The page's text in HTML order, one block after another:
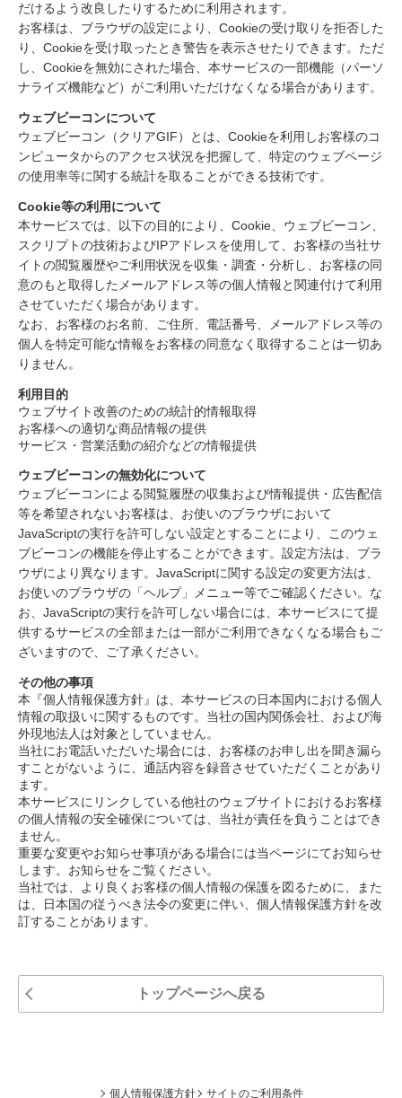
だけるよう改良したりするために利用されます。
お客様は、ブラウザの設定により、Cookieの受け取りを拒否した
り、Cookieを受け取ったとき警告を表示させたりできます。ただ
し、Cookieを無効にされた場合、本サービスの一部機能（パーソ
ナライズ機能など）がご利用いただけなくなる場合があります。
ウェブビーコンについて
ウェブビーコン（クリアGIF）とは、Cookieを利用しお客様のコ
ンピュータからのアクセス状況を把握して、特定のウェブページ
の使用率等に関する統計を取ることができる技術です。
Cookie等の利用について
本サービスでは、以下の目的により、Cookie、ウェブビーコン、
スクリプトの技術およびIPアドレスを使用して、お客様の当社サ
イトの閲覧履歴やご利用状況を収集・調査・分析し、お客様の同
意のもと取得したメールアドレス等の個人情報と関連付けて利用
させていただく場合があります。
なお、お客様のお名前、ご住所、電話番号、メールアドレス等の
個人を特定可能な情報をお客様の同意なく取得することは一切あ
りません。
利用目的
ウェブサイト改善のための統計的情報取得
お客様への適切な商品情報の提供
サービス・営業活動の紹介などの情報提供
ウェブビーコンの無効化について
ウェブビーコンによる閲覧履歴の収集および情報提供・広告配信
等を希望されないお客様は、お使いのブラウザにおいて
JavaScriptの実行を許可しない設定とすることにより、このウェ
ブビーコンの機能を停止することができます。設定方法は、ブラ
ウザにより異なります。JavaScriptに関する設定の変更方法は、
お使いのブラウザの「ヘルプ」メニュー等でご確認ください。な
お、JavaScriptの実行を許可しない場合には、本サービスにて提
供するサービスの全部または一部がご利用できなくなる場合もご
ざいますので、ご了承ください。
その他の事項
本『個人情報保護方針』は、本サービスの日本国内における個人
情報の取扱いに関するものです。当社の国内関係会社、および海
外現地法人は対象としていません。
当社にお電話いただいた場合には、お客様のお申し出を聞き漏ら
すことがないように、通話内容を録音させていただくことがあり
ます。
本サービスにリンクしている他社のウェブサイトにおけるお客様
の個人情報の安全確保については、当社が責任を負うことはでき
ません。
重要な変更やお知らせ事項がある場合には当ページにてお知らせ
します。お知らせをご覧ください。
当社では、より良くお客様の個人情報の保護を図るために、また
は、日本国の従うべき法令の変更に伴い、個人情報保護方針を改
訂することがあります。
トップページへ戻る
個人情報保護方針 サイトのご利用条件